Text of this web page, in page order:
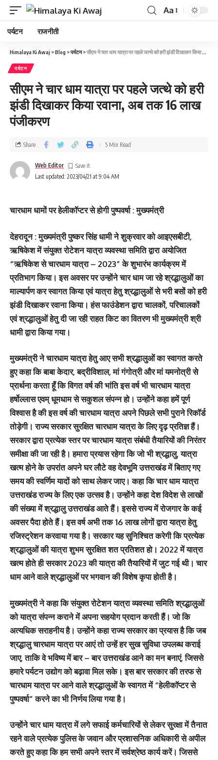
Aa
पर्यटन राजनीती
Himalaya Ki Awaj >Blog >पर्यटन>सीएम ने चार धाम यात्रा पर पहले जत्‍थे को हरी झंडी दिखाकर किया रवाना, अब तक 16 लाख पंजीकरण
पर्यटन
सीएम ने चार धाम यात्रा पर पहले जत्‍थे को हरी
झंडी दिखाकर किया रवाना, अब तक 16 लाख
पंजीकरण
Last updated: 2023/04/21 at 9:04 AM
Web Editor
Share 5 Min Read
चारधाम धामों पर हेलीकॉप्टर से होगी पुष्पवर्षा : मुख्यमंत्री
देहरादून : मुख्यमंत्री पुष्कर सिंह धामी ने शुक्रवार को आइएसबीटी,
ऋषिकेश में संयुक्त रोटेशन यात्रा व्यवस्था समिति द्वारा अयोजित
“ऋषिकेश से चारधाम यात्रा – 2023” के शुभारंभ कार्यक्रम में
प्रतिभाग किया। इस अवसर पर उन्होंने चार धाम जा रहे श्रद्धालुओं का
माल्यार्पण कर स्वागत किया एवं यात्रा हेतु श्रद्धालुओं से भरी बसों को हरी
झंडी दिखाकर रवाना किया। हंस फाउंडेशन द्वारा चालकों, परिचालकों
एवं श्रद्धालुओं हेतु दी जा रही राहत किट का वितरण भी मुख्यमंत्री श्री
धामी द्वारा किया गया।
मुख्यमंत्री ने चारधाम यात्रा हेतु आए सभी श्रद्धालुओं का स्वागत करते
हुए कहा कि बाबा केदार, बद्रीविशाल, मां गंगोत्री और मां यमनोत्री से
प्रार्थना करता हूँ कि विगत वर्ष की भांति इस वर्ष भी चारधाम यात्रा
हर्षोल्लास एवम् धूमधाम से सकुशल संपन्न हो। उन्होंने कहा हमें पूर्ण
विश्वास है की इस वर्ष की चारधाम यात्रा अपने पिछले सभी पुराने रिकॉर्ड
तोड़ेगी। राज्य सरकार सुरक्षित चारधाम यात्रा के लिए दृढ़ प्रतिज्ञ हैं।
सरकार द्वारा प्रत्येक स्तर पर चारधाम यात्रा संबंधी तैयारियों की निरंतर
समीक्षा की जा रही है। हमारा प्रयास रहेगा कि जो भी श्रद्धालु, यात्रा
खत्म होने के उपरांत अपने घर लौटे वह देवभूमि उत्तराखंड में बिताए गए
समय की स्वर्णिम यादों को साथ लेकर जाए। कहा कि चार धाम यात्रा
उत्तराखंड राज्य के लिए एक उत्सव है। उन्होंने कहा देश विदेश से लाखों
की संख्या में श्रद्धालु उत्तराखंड आते हैं। इससे राज्य में रोजगार के कई
अवसर पैदा होते हैं। इस वर्ष अभी तक 16 लाख लोगों द्वारा यात्रा हेतु
रजिस्ट्रेशन करवाया गया है। सरकार यह सुनिश्चित करेगी कि प्रत्येक
श्रद्धालुओं की यात्रा शुभम सुरक्षित शत प्रतिशत हो। 2022 में यात्रा
खत्म होते ही सरकार 2023 की यात्रा की तैयारियों में जुट गई थी। चार
धाम आने वाले श्रद्धालुओं पर भगवान की विशेष कृपा होती है।
मुख्यमंत्री ने कहा कि संयुक्त रोटेशन यात्रा व्यवस्था समिति श्रद्धालुओं
को यात्रा संपन्न कराने में अपना सहयोग प्रदान करती हैं। जो कि
अत्यधिक सराहनीय है। उन्होंने कहा राज्य सरकार का प्रयास है कि जब
श्रद्धालु चारधाम यात्रा पर आएं तो उन्हें हर सुख सुविधा उपलब्ध कराई
जाए, ताकि वे भविष्य में बार – बार उत्तराखंड आने का मन बनाएं, जिससे
हमारे पर्यटन उद्योग को बढ़ावा मिल सके। इस बार सरकार की तरफ से
चारधाम यात्रा पर आने वाले श्रद्धालुओं के स्वागत में “हेलीकॉप्टर से
पुष्पवर्षा” करने का भी निर्णय लिया गया है।
उन्‍होंने चार धाम यात्रा में लगे सफाई कर्मचारियों से लेकर सुरक्षा में तैनात
रहने वाले प्रत्येक पुलिस के जवान और प्रशासनिक अधिकारी से अपील
करते हुए कहा कि हम सभी अपने स्तर में सर्वश्रेष्ठ कार्य करें। जिससे